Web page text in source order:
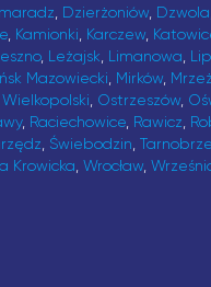
Dzierżoniów, Dzwola
Kamionki Karczew
, Leżajsk Limanowa
Mazowiecki Mirków,
Ostrzeszów,
, Raciechowice, Rawicz
Świebodzin
Krowicka Wrocław